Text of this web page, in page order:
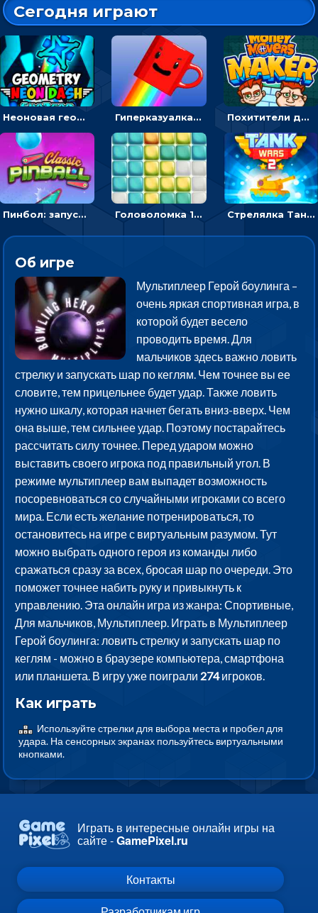
Сегодня играют
Неоновая геометрия: прыгай через препятствия и собирай шары Гиперказуалка Летающая чашка кофе: двигаться и собирать кубики сахара Похитители денег: управляйте друзьями и соберите все мешки с долларами
Пинбол: запускать шарик, чтобы выбивать очки Головоломка 10х10 Стрелялка Танковые войны: бить по танку врага, чтобы уничтожить зло
Об игре
Мультиплеер Герой боулинга –
очень яркая спортивная игра, в
которой будет весело
проводить время. Для
мальчиков здесь важно ловить
стрелку и запускать шар по кеглям. Чем точнее вы ее
словите, тем прицельнее будет удар. Также ловить
нужно шкалу, которая начнет бегать вниз-вверх. Чем
она выше, тем сильнее удар. Поэтому постарайтесь
рассчитать силу точнее. Перед ударом можно
выставить своего игрока под правильный угол. В
режиме мультиплеер вам выпадет возможность
посоревноваться со случайными игроками со всего
мира. Если есть желание потренироваться, то
остановитесь на игре с виртуальным разумом. Тут
можно выбрать одного героя из команды либо
сражаться сразу за всех, бросая шар по очереди. Это
поможет точнее набить руку и привыкнуть к
управлению. Эта онлайн игра из жанра: Спортивные,
Для мальчиков, Мультиплеер. Играть в Мультиплеер
Герой боулинга: ловить стрелку и запускать шар по
кеглям - можно в браузере компьютера, смартфона
или планшета. В игру уже поиграли 274игроков.
Как играть
Используйте стрелки для выбора места и пробел для
удара. На сенсорных экранах пользуйтесь виртуальными
кнопками.
Играть в интересные онлайн игры на
сайте -GamePixel.ru
Контакты